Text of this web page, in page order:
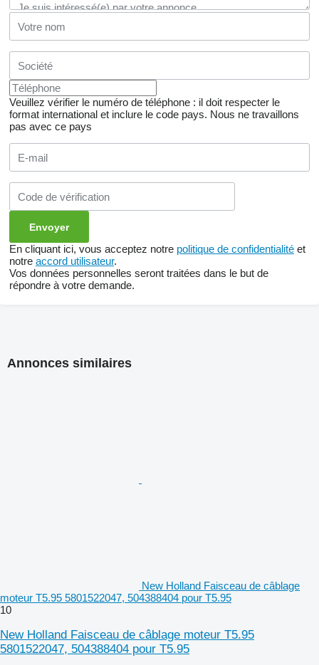
Veuillez vérifier le numéro de téléphone : il doit respecter le
format international et inclure le code pays. Nous ne travaillons
pas avec ce pays
En cliquant ici, vous acceptez notre politique de confidentialité et
notre accord utilisateur.
Vos données personnelles seront traitées dans le but de
répondre à votre demande.
Annonces similaires
New Holland Faisceau de câblage
moteur T5.95 5801522047, 504388404 pour T5.95
10
New Holland Faisceau de câblage moteur T5.95
5801522047, 504388404 pour T5.95